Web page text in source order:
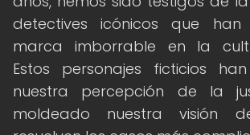
detectives icónicos que
marca imborrable en la
Estos personajes ficticios
nuestra percepción de la
moldeado nuestra visión